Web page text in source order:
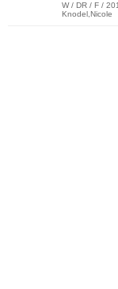
W / DR / F /
Knodel,Nicole